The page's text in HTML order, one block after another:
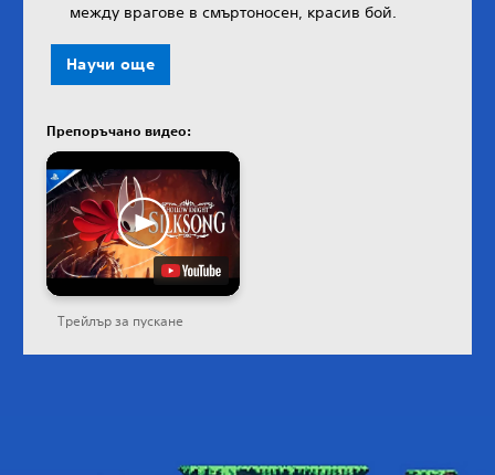
между врагове в смъртоносен, красив бой.
Научи още
Препоръчано видео:
Трейлър за пускане